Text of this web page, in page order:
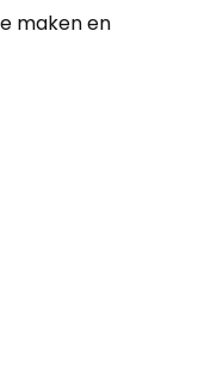
maken en